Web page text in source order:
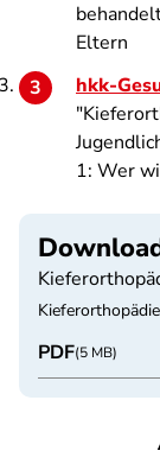
Eltern
hkk-
1: Wer
PDF(5 MB)